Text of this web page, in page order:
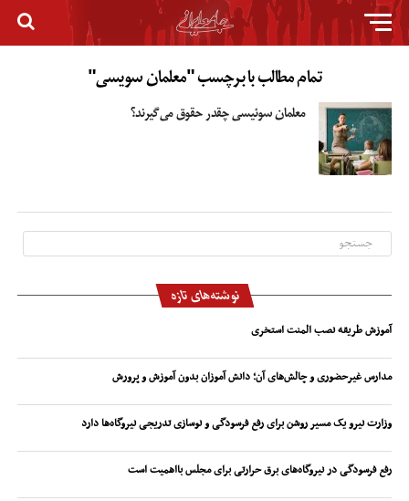
تمام مطالب با برچسب "معلمان سویسی"
معلمان سوئیسی چقدر حقوق می‌گیرند؟
نوشته‌های تازه
آموزش طریقه نصب المنت استخری
مدارس غیرحضوری و چالش‌های آن؛ دانش آموزان بدون آموزش و پرورش
وزارت نیرو یک مسیر روشن برای رفع فرسودگی و نوسازی تدریجی نیروگاه‌ها دارد
رفع فرسودگی در نیروگاه‌های برق حرارتی برای مجلس بااهمیت است